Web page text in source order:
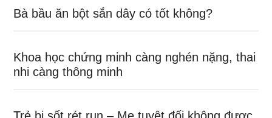
Bà bầu ăn bột sắn dây có tốt không?
Khoa học chứng minh càng nghén nặng, thai
nhi càng thông minh